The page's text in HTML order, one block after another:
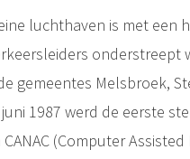
luchthaven is met
onderstreept
gemeentes Melsbroek,
1987 werd de eerste
(Computer